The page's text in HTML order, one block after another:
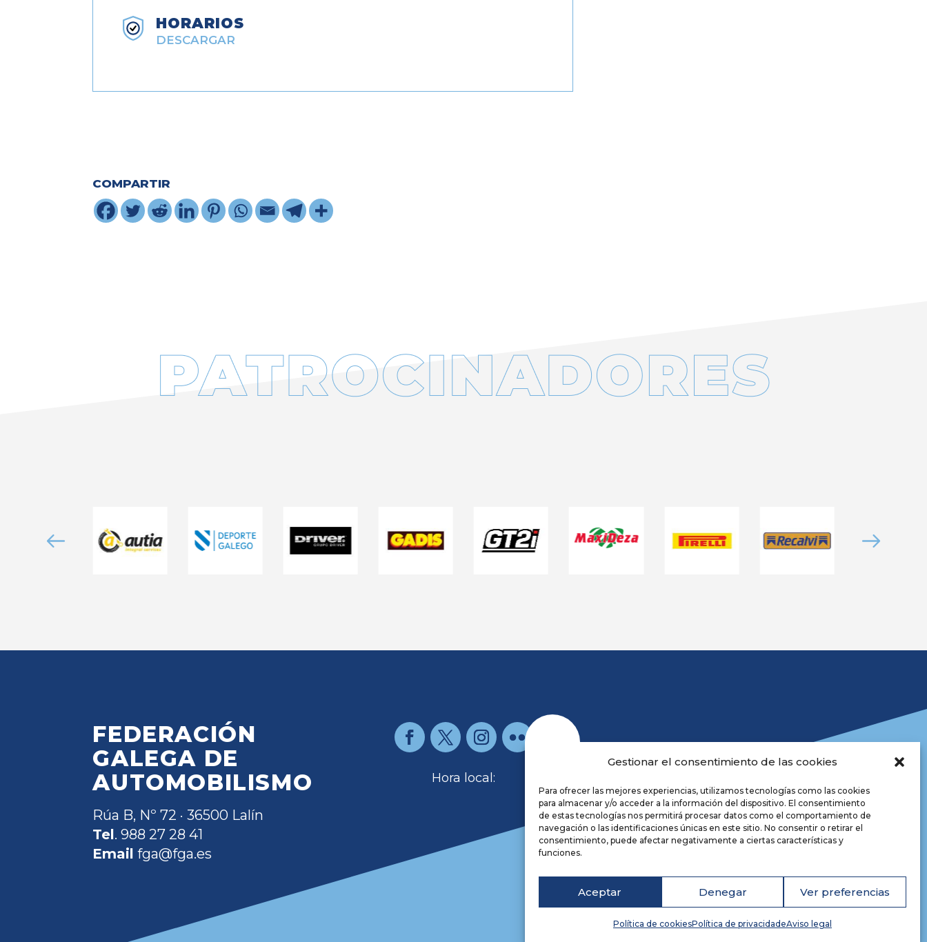
Gestionar el consentimiento de las cookies
Para ofrecer las mejores experiencias, utilizamos tecnologías como las cookies
para almacenar y/o acceder a la información del dispositivo. El consentimiento
de estas tecnologías nos permitirá procesar datos como el comportamiento de
navegación o las identificaciones únicas en este sitio. No consentir o retirar el
consentimiento, puede afectar negativamente a ciertas características y
funciones.
Aceptar Denegar Ver preferencias
Política de cookiesPolítica de privacidadeAviso legal
HORARIOS
DESCARGAR
COMPARTIR
FEDERACIÓN
GALEGA DE
AUTOMOBILISMO
Rúa B, Nº 72 · 36500 Lalín
Tel. 988 27 28 41
Email fga@fga.es
Hora local:
Repositorio
Aviso legal
Política de privacidade
Accesibilidade
Deseño web